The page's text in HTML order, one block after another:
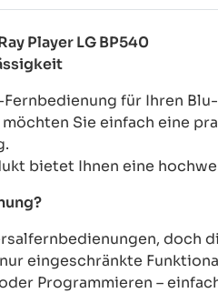
Player LG BP540
für Ihren Blu-
Sie einfach eine
bietet Ihnen eine
doch
eingeschränkte
Programmieren –